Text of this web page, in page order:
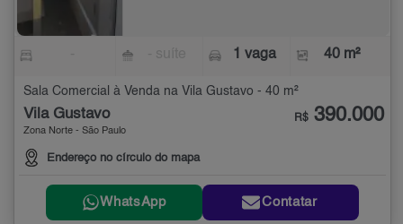
1 vaga 40 m²
Sala Comercial à Venda na Vila Gustavo - 40 m²
Vila Gustavo
Zona Norte - São Paulo
Endereço no círculo do mapa
R$ 390.000
WhatsApp Contatar